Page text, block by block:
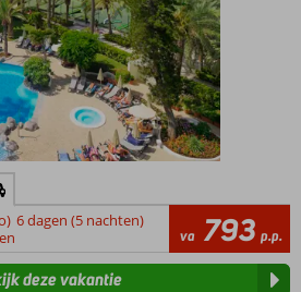
6 dagen (5 nachten)
va 793 p.p.
deze vakantie